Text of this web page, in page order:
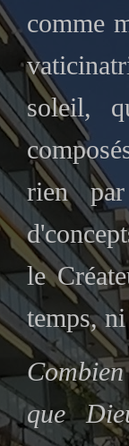
comme
soleil,
rien
le
temps,
que